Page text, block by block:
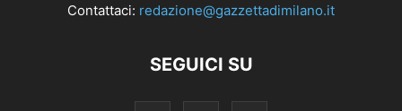
Contattaci: redazione@gazzettadimilano.it
SEGUICI SU